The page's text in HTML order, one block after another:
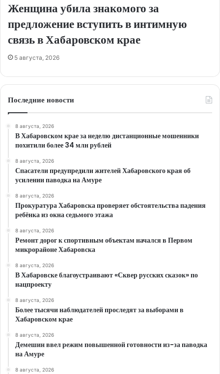
Женщина убила знакомого за
предложение вступить в интимную
связь в Хабаровском крае
5 августа, 2026
Последние новости
8 августа, 2026
В Хабаровском крае за неделю дистанционные мошенники
похитили более 34 млн рублей
8 августа, 2026
Спасатели предупредили жителей Хабаровского края об
усилении паводка на Амуре
8 августа, 2026
Прокуратура Хабаровска проверяет обстоятельства падения
ребёнка из окна седьмого этажа
8 августа, 2026
Ремонт дорог к спортивным объектам начался в Первом
микрорайоне Хабаровска
8 августа, 2026
В Хабаровске благоустраивают «Сквер русских сказок» по
нацпроекту
8 августа, 2026
Более тысячи наблюдателей проследят за выборами в
Хабаровском крае
8 августа, 2026
Демешин ввел режим повышенной готовности из-за паводка
на Амуре
8 августа, 2026